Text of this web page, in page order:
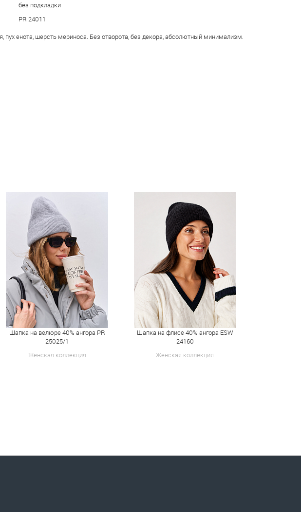
без подкладки
PR 24011
пух енота, шерсть мериноса. Без отворота, без декора, абсолютный минимализм.
Шапка на велюре 40% ангора PR
25025/1
Женская коллекция
Шапка на флисе 40% ангора ESW
24160
Женская коллекция